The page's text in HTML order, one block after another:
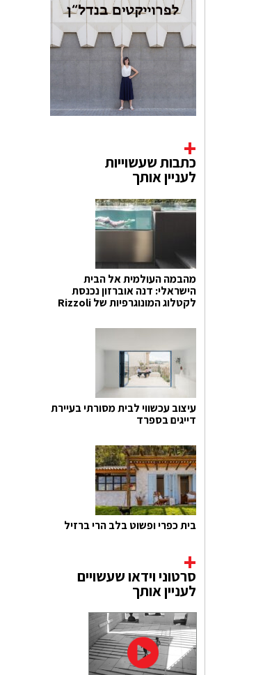
כתבות שעשוייות
לעניין אותך
מהבמה העולמית אל הבית
הישראלי: דנה אוברזון נכנסת
לקטלוג המונוגרפיות של Rizzoli
עיצוב עכשווי לבית מסורתי בעיירת
דייגים בספרד
בית כפרי ופשוט בלב הרי ברזיל
סרטוני וידאו שעשויים
לעניין אותך